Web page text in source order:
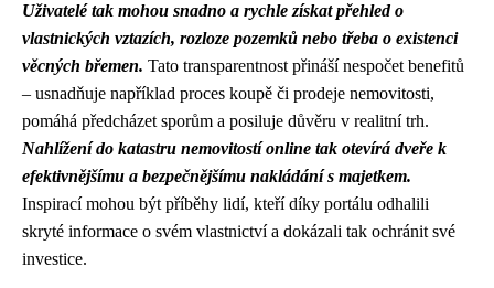
Uživatelé tak mohou snadno a rychle získat přehled o
vlastnických vztazích, rozloze pozemků nebo třeba o existenci
věcných břemen. Tato transparentnost přináší nespočet benefitů
– usnadňuje například proces koupě či prodeje nemovitosti,
pomáhá předcházet sporům a posiluje důvěru v realitní trh.
Nahlížení do katastru nemovitostí online tak otevírá dveře k
efektivnějšímu a bezpečnějšímu nakládání s majetkem.
Inspirací mohou být příběhy lidí, kteří díky portálu odhalili
skryté informace o svém vlastnictví a dokázali tak ochránit své
investice.